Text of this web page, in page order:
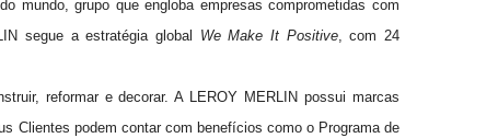
mundo, grupo que engloba empresas comprometidas com
segue a estratégia global We Make It Positive, com 24
reformar e decorar. A LEROY MERLIN possui marcas
Clientes podem contar com benefícios como o Programa de